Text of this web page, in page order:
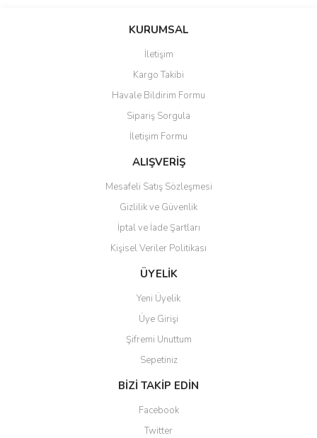
KURUMSAL
İletişim
Kargo Takibi
Havale Bildirim Formu
Sipariş Sorgula
İletişim Formu
ALIŞVERİŞ
Mesafeli Satış Sözleşmesi
Gizlilik ve Güvenlik
İptal ve İade Şartları
Kişisel Veriler Politikası
ÜYELİK
Yeni Üyelik
Üye Girişi
Şifremi Unuttum
Sepetiniz
BİZİ TAKİP EDİN
Facebook
Twitter